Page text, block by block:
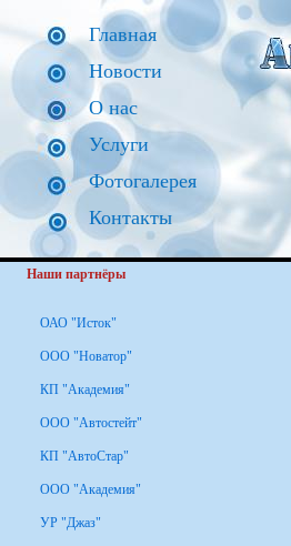
Главная
Новости
О нас
Услуги
Фотогалерея
Контакты
Наши партнёры
ОАО "Исток"
ООО "Новатор"
КП "Академия"
ООО "Автостейт"
КП "АвтоСтар"
ООО "Академия"
УР "Джаз"